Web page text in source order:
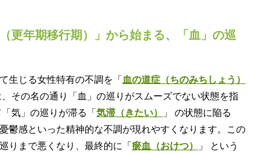
更年期移行期）」から始まる、「血」の巡
生じる女性特有の不調を「 血の道症（ちのみちしょう）
その名の通り「血」の巡りがスムーズでない状態を指
気」の巡りが滞る「 気滞（きたい）
」 の状態に陥る
鬱感といった精神的な不調が現れやすくなります。この
りまで悪くなり、最終的に「 瘀血（おけつ）
」 という